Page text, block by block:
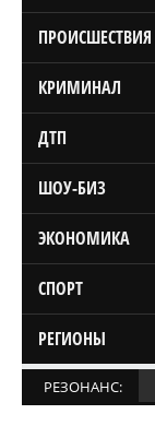
ПРОИСШЕСТВИЯ
КРИМИНАЛ
ДТП
ШОУ-БИЗ
ЭКОНОМИКА
СПОРТ
РЕГИОНЫ
РЕЗОНАНС: